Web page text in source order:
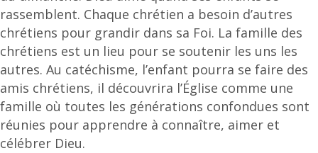
rassemblent. Chaque chrétien a besoin d’autres
chrétiens pour grandir dans sa Foi. La famille des
chrétiens est un lieu pour se soutenir les uns les
autres. Au catéchisme, l’enfant pourra se faire des
amis chrétiens, il découvrira l’Église comme une
famille où toutes les générations confondues sont
réunies pour apprendre à connaître, aimer et
célébrer Dieu.